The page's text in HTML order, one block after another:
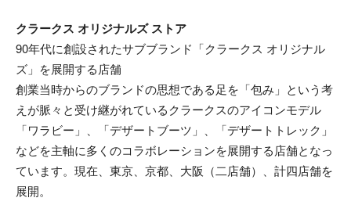
クラークス オリジナルズ ストア
90年代に創設されたサブブランド「クラークス オリジナル
ズ」を展開する店舗
創業当時からのブランドの思想である足を「包み」という考
えが脈々と受け継がれているクラークスのアイコンモデル
「ワラビー」、「デザートブーツ」、「デザートトレック」
などを主軸に多くのコラボレーションを展開する店舗となっ
ています。現在、東京、京都、大阪（二店舗）、計四店舗を
展開。